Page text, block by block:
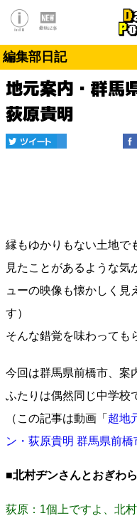
編集部日記
地元案内・群馬
荻原貴明
縁もゆかりもない土地で
見たことがあるような気
ューの映像も懐かしく
す）
そんな錯覚を味わっても
今回は群馬県前橋市、案
ふたりは偶然同じ中学校
（この記事は動画「 超地
ン・荻原貴明 群馬県前橋
■北村ヂンさんとおぎわ
荻原：1個上ですよ、北